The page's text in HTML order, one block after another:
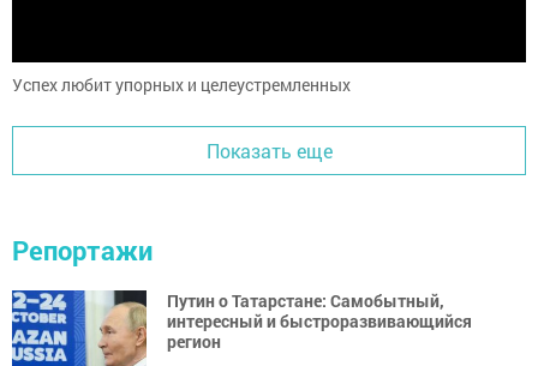
Успех любит упорных и целеустремленных
Показать еще
Репортажи
Путин о Татарстане: Самобытный,
интересный и быстроразвивающийся
регион